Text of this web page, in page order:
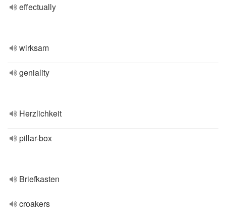
effectually
wirksam
geniality
Herzlichkeit
pillar-box
Briefkasten
croakers